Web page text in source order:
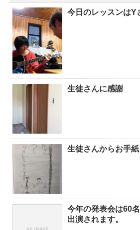
今日のレッスンはY
生徒さんに感謝
生徒さんからお手紙
今年の発表会は60
出演されます。